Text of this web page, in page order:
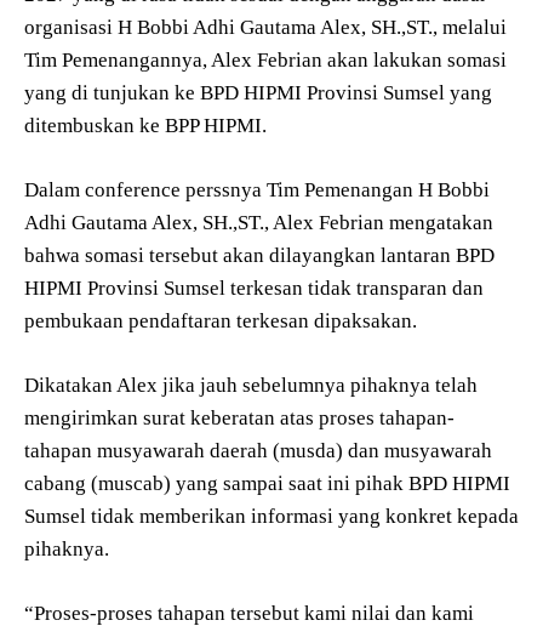
organisasi H Bobbi Adhi Gautama Alex, SH.,ST., melalui
Tim Pemenangannya, Alex Febrian akan lakukan somasi
yang di tunjukan ke BPD HIPMI Provinsi Sumsel yang
ditembuskan ke BPP HIPMI.
Dalam conference perssnya Tim Pemenangan H Bobbi
Adhi Gautama Alex, SH.,ST., Alex Febrian mengatakan
bahwa somasi tersebut akan dilayangkan lantaran BPD
HIPMI Provinsi Sumsel terkesan tidak transparan dan
pembukaan pendaftaran terkesan dipaksakan.
Dikatakan Alex jika jauh sebelumnya pihaknya telah
mengirimkan surat keberatan atas proses tahapan-
tahapan musyawarah daerah (musda) dan musyawarah
cabang (muscab) yang sampai saat ini pihak BPD HIPMI
Sumsel tidak memberikan informasi yang konkret kepada
pihaknya.
“Proses-proses tahapan tersebut kami nilai dan kami